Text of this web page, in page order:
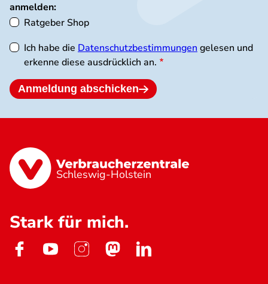
anmelden:
Ratgeber Shop
Ich habe die Datenschutzbestimmungen gelesen und
erkenne diese ausdrücklich an.
Anmeldung abschicken
Schleswig-Holstein
Stark für mich.